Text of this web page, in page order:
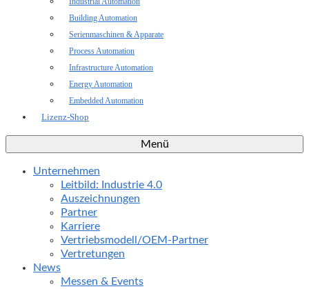
Building Automation
Serienmaschinen & Apparate
Process Automation
Infrastructure Automation
Energy Automation
Embedded Automation
Lizenz-Shop
Menü
Unternehmen
Leitbild: Industrie 4.0
Auszeichnungen
Partner
Karriere
Vertriebsmodell/OEM-Partner
Vertretungen
News
Messen & Events